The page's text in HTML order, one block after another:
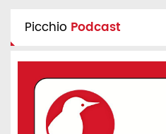
Picchio Podcast